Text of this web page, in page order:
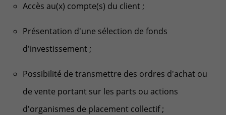
Accès au(x) compte(s) du client ;
Présentation d'une sélection de fonds
d'investissement ;
Possibilité de transmettre des ordres d'achat ou
de vente portant sur les parts ou actions
d'organismes de placement collectif ;